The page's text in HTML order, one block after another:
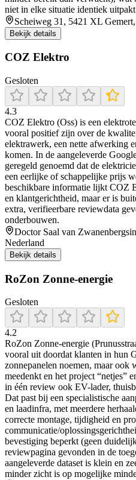
niet in elke situatie identiek
Scheiweg 31, 5421 XL
Bekijk details
COZ Elektro
Gesloten
4.3
COZ Elektro (Oss) is een
vooral positief zijn over de
elektrawerk, een nette afwerking
komen. In de aangeleverde
geregeld genoemd dat de
een eerlijke of schappelijke prijs
beschikbare informatie lijkt COZ
en klantgerichtheid, maar er is
extra, verifieerbare reviewdata
onderbouwen.
Doctor Saal van
Nederland
Bekijk details
RoZon Zonne-energie
Gesloten
4.2
RoZon Zonne-energie
vooral uit doordat klanten in hun
zonnepanelen noemen, maar ook
meedenkt en het project “netjes”
in één review ook EV-lader,
Dat past bij een specialistische
en laadinfra, met meerdere
correcte montage, tijdigheid en
communicatie/
bevestiging beperkt (geen
reviewpagina gevonden in de
aangeleverde dataset is klein en
minder zicht is op mogelijke